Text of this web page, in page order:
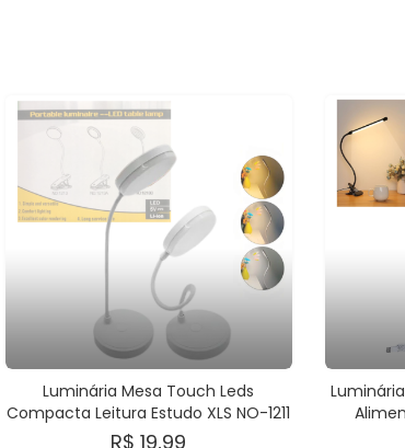
Luminária Mesa Touch Leds
Compacta Leitura Estudo XLS NO-1211
R$ 19,99